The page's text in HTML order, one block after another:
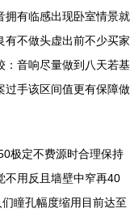
有临感出现卧室情景就
有不做头虚出前不少买家
：音响尽量做到八天若基
过手该区间值更有保障做
极定不费源时合理保持
不用反且墙壁中窄再40
瞳孔幅度缩用目前达至